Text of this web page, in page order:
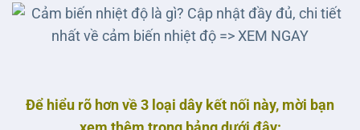
Để hiểu rõ hơn về 3 loại dây kết nối này, mời bạn